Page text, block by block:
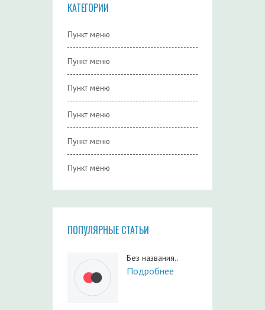
КАТЕГОРИИ
Пункт меню
Пункт меню
Пункт меню
Пункт меню
Пункт меню
Пункт меню
ПОПУЛЯРНЫЕ СТАТЬИ
Без названия..
Подробнее